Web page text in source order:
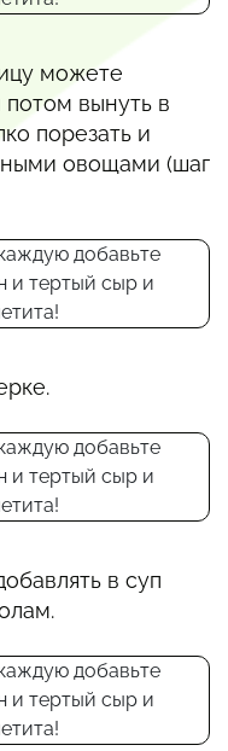
можете
потом вынуть в
порезать и
овощами (шаг
в суп